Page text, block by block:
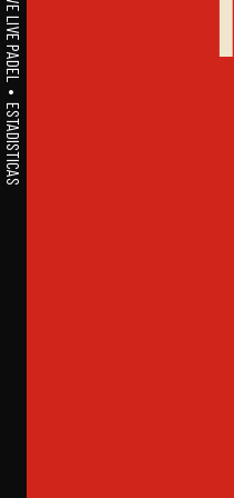
A1PADEL • WE LIVE PADEL • ESTADISTICAS